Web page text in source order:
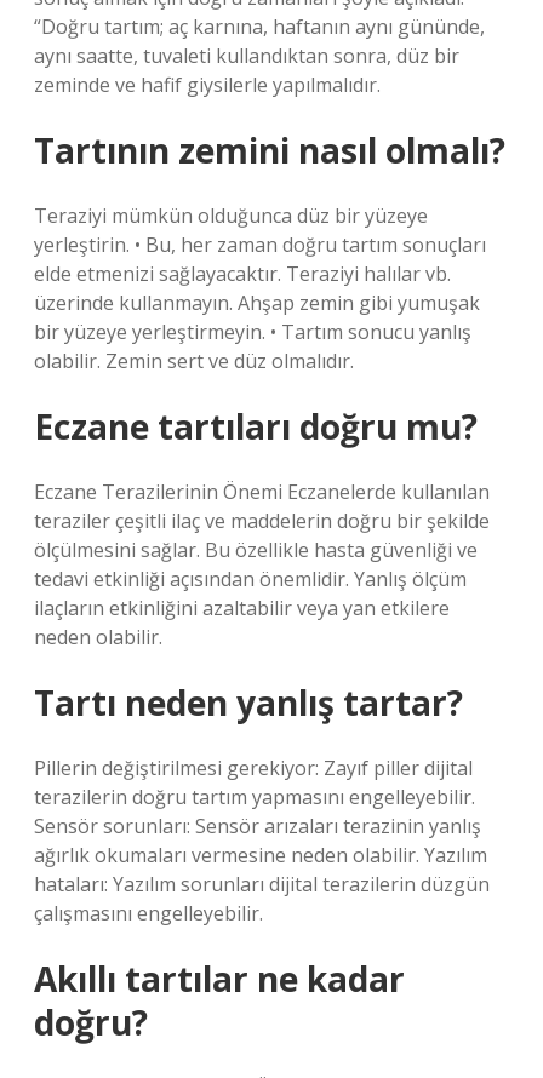
“Doğru tartım; aç karnına, haftanın aynı gününde,
aynı saatte, tuvaleti kullandıktan sonra, düz bir
zeminde ve hafif giysilerle yapılmalıdır.
Tartının zemini nasıl olmalı?
Teraziyi mümkün olduğunca düz bir yüzeye
yerleştirin. • Bu, her zaman doğru tartım sonuçları
elde etmenizi sağlayacaktır. Teraziyi halılar vb.
üzerinde kullanmayın. Ahşap zemin gibi yumuşak
bir yüzeye yerleştirmeyin. • Tartım sonucu yanlış
olabilir. Zemin sert ve düz olmalıdır.
Eczane tartıları doğru mu?
Eczane Terazilerinin Önemi Eczanelerde kullanılan
teraziler çeşitli ilaç ve maddelerin doğru bir şekilde
ölçülmesini sağlar. Bu özellikle hasta güvenliği ve
tedavi etkinliği açısından önemlidir. Yanlış ölçüm
ilaçların etkinliğini azaltabilir veya yan etkilere
neden olabilir.
Tartı neden yanlış tartar?
Pillerin değiştirilmesi gerekiyor: Zayıf piller dijital
terazilerin doğru tartım yapmasını engelleyebilir.
Sensör sorunları: Sensör arızaları terazinin yanlış
ağırlık okumaları vermesine neden olabilir. Yazılım
hataları: Yazılım sorunları dijital terazilerin düzgün
çalışmasını engelleyebilir.
Akıllı tartılar ne kadar
doğru?